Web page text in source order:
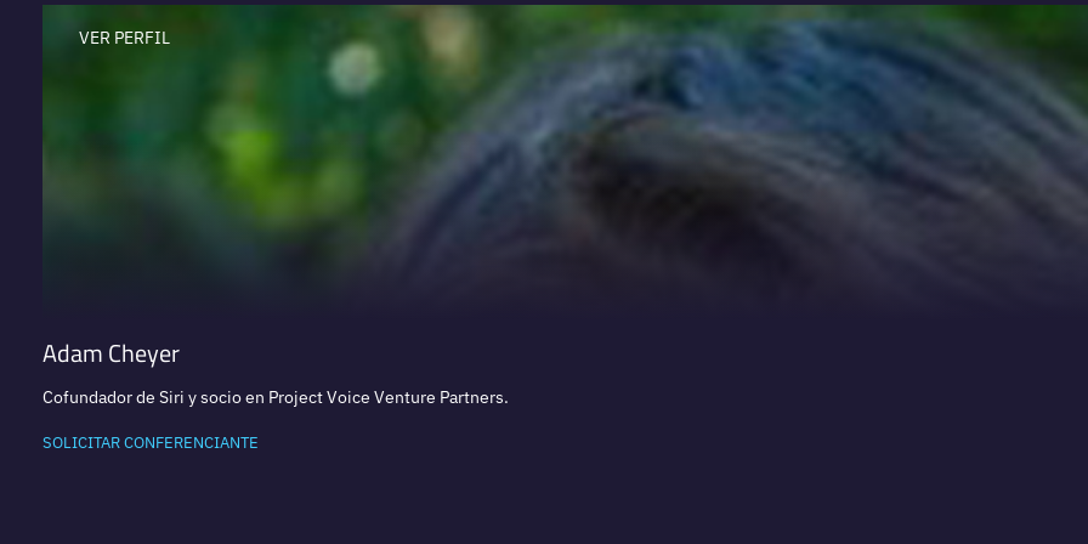
VER PERFIL
Adam Cheyer
Cofundador de Siri y socio en Project Voice Venture Partners.
SOLICITAR CONFERENCIANTE